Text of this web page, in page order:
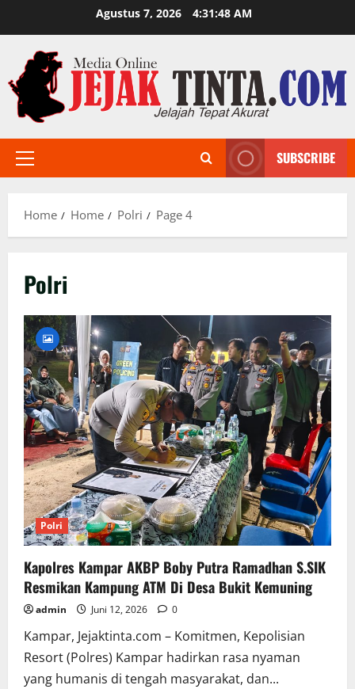
to
content
Agustus 7, 2026 4:31:49 AM
Primary
SUBSCRIBE
Home Home Polri Page 4
Polri
Polri
Kapolres Kampar AKBP Boby Putra Ramadhan S.SIK
Resmikan Kampung ATM Di Desa Bukit Kemuning
admin Juni 12, 2026 0
Kampar, Jejaktinta.com – Komitmen, Kepolisian
Resort (Polres) Kampar hadirkan rasa nyaman
yang humanis di tengah masyarakat, dan...